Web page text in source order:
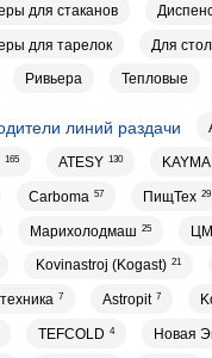
для стаканов
для тарелок Для
Ривьера Тепловые
линий раздачи
165 ATESY 130
Carboma 57 ПищТех 29
Марихолодмаш 25
Kovinastroj (Kogast) 21
7 Astropit 7
TEFCOLD 4 Новая